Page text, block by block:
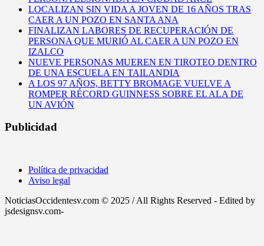
LOCALIZAN SIN VIDA A JOVEN DE 16 AÑOS TRAS
CAER A UN POZO EN SANTA ANA
FINALIZAN LABORES DE RECUPERACIÓN DE
PERSONA QUE MURIÓ AL CAER A UN POZO EN
IZALCO
NUEVE PERSONAS MUEREN EN TIROTEO DENTRO
DE UNA ESCUELA EN TAILANDIA
A LOS 97 AÑOS, BETTY BROMAGE VUELVE A
ROMPER RÉCORD GUINNESS SOBRE EL ALA DE
UN AVIÓN
Publicidad
Política de privacidad
Aviso legal
NoticiasOccidentesv.com © 2025 / All Rights Reserved - Edited by
jsdesignsv.com-